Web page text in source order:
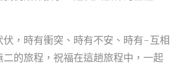
，時有衝突、時有不安、時有-互相
的旅程，祝福在這趟旅程中，一起